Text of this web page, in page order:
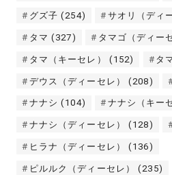
グズ子 (254) サオリ（ディ
タマ (327) タマゴ（ディー
タマ（キーセレ） (152) タ
デウス（ディーセレ） (208)
ナナシ (104) ナナシ（キー
ナナシ（ディーセレ） (128)
ヒラナ（ディーセレ） (136)
ピルルク（ディーセレ） (235)